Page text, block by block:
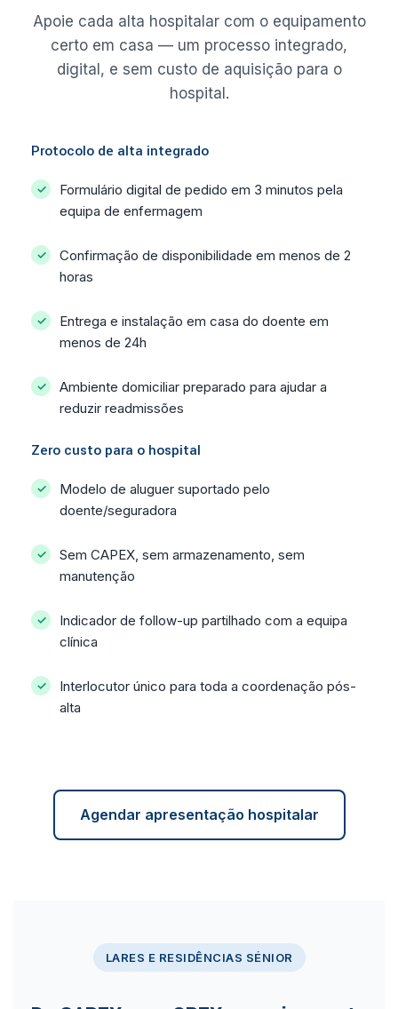
Apoie cada alta hospitalar com o equipamento
certo em casa — um processo integrado,
digital, e sem custo de aquisição para o
hospital.
Protocolo de alta integrado
Formulário digital de pedido em 3 minutos pela
equipa de enfermagem
Confirmação de disponibilidade em menos de 2
horas
Entrega e instalação em casa do doente em
menos de 24h
Ambiente domiciliar preparado para ajudar a
reduzir readmissões
Zero custo para o hospital
Modelo de aluguer suportado pelo
doente/seguradora
Sem CAPEX, sem armazenamento, sem
manutenção
Indicador de follow-up partilhado com a equipa
clínica
Interlocutor único para toda a coordenação pós-
alta
Agendar apresentação hospitalar
LARES E RESIDÊNCIAS SÉNIOR